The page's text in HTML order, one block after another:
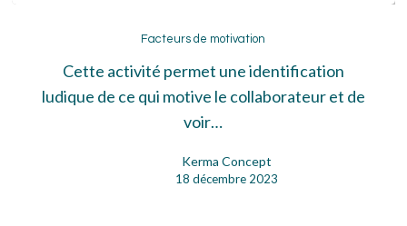
de
motivation
Facteurs de motivation
Cette activité permet une identification
ludique de ce qui motive le collaborateur et de
voir…
Kerma Concept
18 décembre 2023